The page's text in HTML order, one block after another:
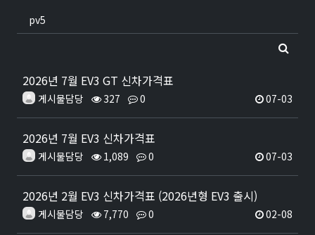
pv5
2026년 7월 EV3 GT 신차가격표
게시물담당 327 0 07-03
2026년 7월 EV3 신차가격표
게시물담당 1,089 0 07-03
2026년 2월 EV3 신차가격표 (2026년형 EV3 출시)
게시물담당 7,770 0 02-08